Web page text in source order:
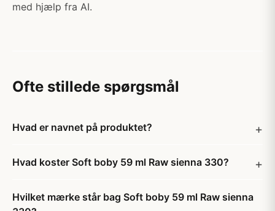
med hjælp fra AI.
Ofte stillede spørgsmål
Hvad er navnet på produktet?
Hvad koster Soft boby 59 ml Raw sienna 330?
Hvilket mærke står bag Soft boby 59 ml Raw sienna